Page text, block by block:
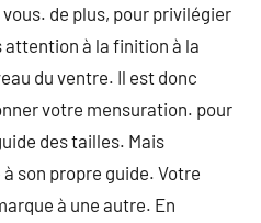
vous. de plus, pour privilégier
à la finition à la
du ventre. Il est donc
votre mensuration. pour
des tailles. Mais
son propre guide. Votre
à une autre. En